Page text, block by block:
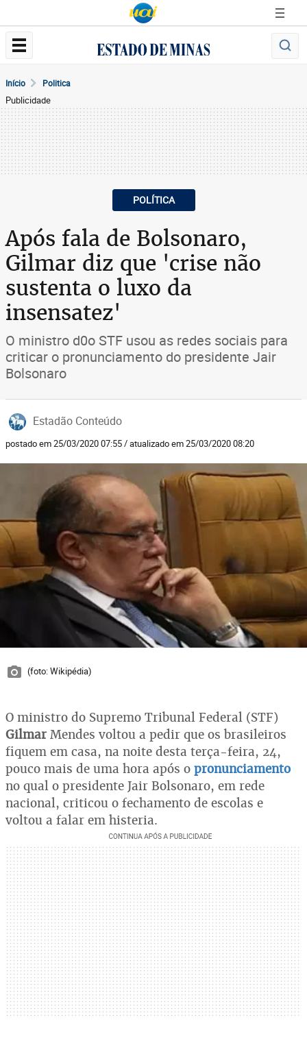
Início Politica
Publicidade
POLÍTICA
Após fala de Bolsonaro,
Gilmar diz que 'crise não
sustenta o luxo da
insensatez'
O ministro d0o STF usou as redes sociais para
criticar o pronunciamento do presidente Jair
Bolsonaro
Estadão Conteúdo
postado em 25/03/2020 07:55 / atualizado em 25/03/2020 08:20
(foto: Wikipédia)
O ministro do Supremo Tribunal Federal (STF)
Gilmar Mendes voltou a pedir que os brasileiros
fiquem em casa, na noite desta terça-feira, 24,
pouco mais de uma hora após o pronunciamento
no qual o presidente Jair Bolsonaro, em rede
nacional, criticou o fechamento de escolas e
voltou a falar em histeria.